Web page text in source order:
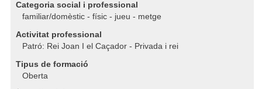
Categoria social i professional
familiar/domèstic - físic - jueu - metge
Activitat professional
Patró: Rei Joan I el Caçador - Privada i rei
Tipus de formació
Oberta